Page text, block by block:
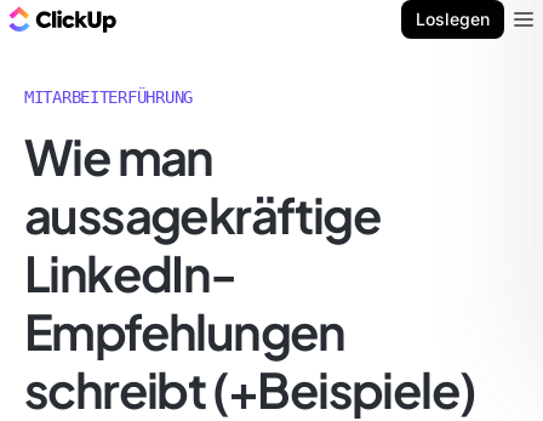
Loslegen
MITARBEITERFÜHRUNG
Wie man
aussagekräftige
LinkedIn-
Empfehlungen
schreibt (+Beispiele)